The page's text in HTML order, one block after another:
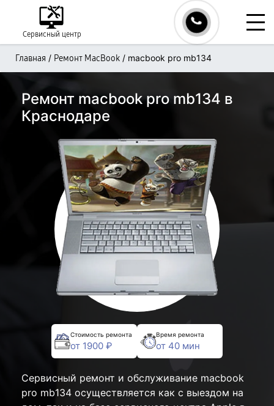
Сервисный центр
Главная / Ремонт MacBook / macbook pro mb134
Ремонт macbook pro mb134 в
Краснодаре
Стоимость ремонта
от 1900 ₽
Время ремонта
от 40 мин
Сервисный ремонт и обслуживание macbook
pro mb134 осуществляется как с выездом на